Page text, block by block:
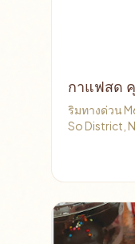
กาแฟสด
ริมทางด่วน
So District,